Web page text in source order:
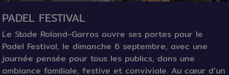
PADEL FESTIVAL
Le Stade Roland‑Garros ouvre ses portes pour le
Padel Festival, le dimanche 6 septembre, avec une
journée pensée pour tous les publics, dans une
ambiance familiale, festive et conviviale. Au cœur d’un